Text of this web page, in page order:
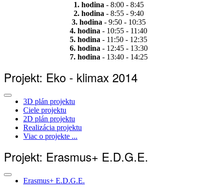
1. hodina - 8:00 - 8:45
2. hodina - 8:55 - 9:40
3. hodina - 9:50 - 10:35
4. hodina - 10:55 - 11:40
5. hodina - 11:50 - 12:35
6. hodina - 12:45 - 13:30
7. hodina - 13:40 - 14:25
Projekt: Eko - klimax 2014
3D plán projektu
Ciele projektu
2D plán projektu
Realizácia projektu
Viac o projekte ...
Projekt: Erasmus+ E.D.G.E.
Erasmus+ E.D.G.E.